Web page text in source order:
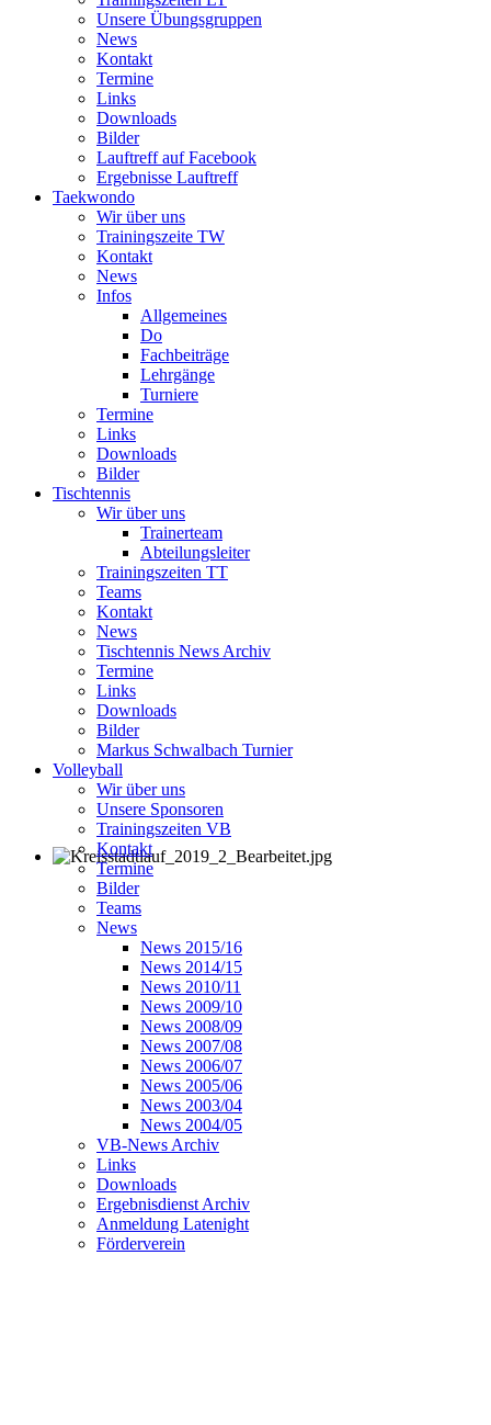
Unsere Übungsgruppen
News
Kontakt
Termine
Links
Downloads
Bilder
Lauftreff auf Facebook
Ergebnisse Lauftreff
Taekwondo
Wir über uns
Trainingszeite TW
Kontakt
News
Infos
Allgemeines
Do
Fachbeiträge
Lehrgänge
Turniere
Termine
Links
Downloads
Bilder
Tischtennis
Wir über uns
Trainerteam
Abteilungsleiter
Trainingszeiten TT
Teams
Kontakt
News
Tischtennis News Archiv
Termine
Links
Downloads
Bilder
Markus Schwalbach Turnier
Volleyball
Wir über uns
Unsere Sponsoren
Trainingszeiten VB
Kontakt
Termine
Bilder
Teams
News
News 2015/16
News 2014/15
News 2010/11
News 2009/10
News 2008/09
News 2007/08
News 2006/07
News 2005/06
News 2003/04
News 2004/05
VB-News Archiv
Links
Downloads
Ergebnisdienst Archiv
Anmeldung Latenight
Förderverein